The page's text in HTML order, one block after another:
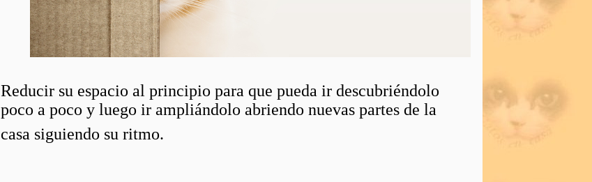
Reducir su espacio al principio para que pueda ir descubriéndolo
poco a poco y luego ir ampliándolo abriendo nuevas partes de la
casa siguiendo su ritmo.